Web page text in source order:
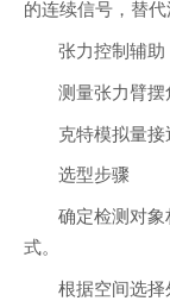
的连续信号，替代
张力控制辅助
测量张力臂摆
克特模拟量
选型步骤
确定检测对
式。
根据空间选择